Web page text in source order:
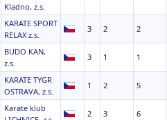
Kladno, z.s.
KARATE SPORT
RELAX z.s.
3 2 2
BUDO KAN,
z.s.
3 1 1
KARATE TYGR
OSTRAVA, z.s.
1 2 5
Karate klub
2 3 6